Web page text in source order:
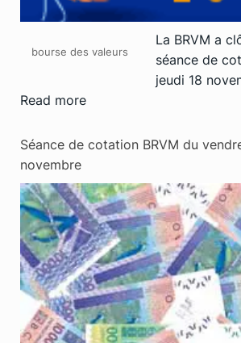
bourse des valeurs
La BRVM a
séance de
jeudi 18
Read more
Séance de cotation BRVM du
novembre